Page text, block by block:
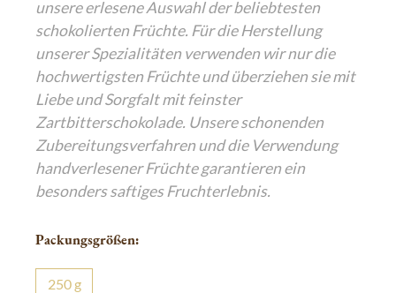
unsere erlesene Auswahl der beliebtesten
schokolierten Früchte. Für die Herstellung
unserer Spezialitäten verwenden wir nur die
hochwertigsten Früchte und überziehen sie mit
Liebe und Sorgfalt mit feinster
Zartbitterschokolade. Unsere schonenden
Zubereitungsverfahren und die Verwendung
handverlesener Früchte garantieren ein
besonders saftiges Fruchterlebnis.
Packungsgrößen:
250 g